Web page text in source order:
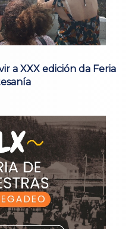
a XXX edición da Feria